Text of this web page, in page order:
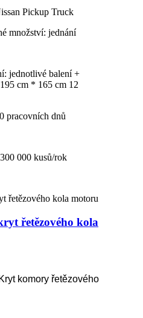
Pickup Truck
množství: jednání
jednotlivé balení +
cm * 165 cm 12
pracovních dnů
000 kusů/rok
řetězového kola
komory řetězového